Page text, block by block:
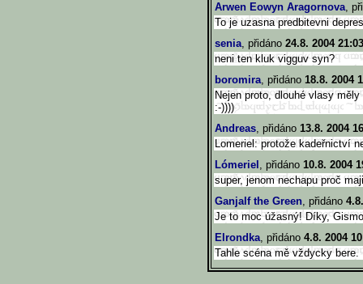
Arwen Eowyn Aragornova,
To je uzasna predbitevni
senia, přidáno 24.8. 2004
neni ten kluk vigguv syn?
boromira, přidáno 18.8. 2004
Nejen proto, dlouhé vlasy
:-))))
Andreas, přidáno 13.8. 2004
Lomeriel: protože kadeřnictví
Lómeriel , přidáno 10.8. 2004
super, jenom nechapu proč
Ganjalf the Green, přidáno
Je to moc úžasný! Díky,
Elrondka, přidáno 4.8. 2004
Tahle scéna mě vždycky